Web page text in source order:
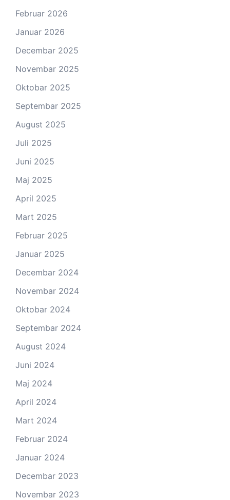
Februar 2026
Januar 2026
Decembar 2025
Novembar 2025
Oktobar 2025
Septembar 2025
August 2025
Juli 2025
Juni 2025
Maj 2025
April 2025
Mart 2025
Februar 2025
Januar 2025
Decembar 2024
Novembar 2024
Oktobar 2024
Septembar 2024
August 2024
Juni 2024
Maj 2024
April 2024
Mart 2024
Februar 2024
Januar 2024
Decembar 2023
Novembar 2023